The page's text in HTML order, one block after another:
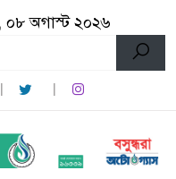
০৮ অগাস্ট ২০২৬